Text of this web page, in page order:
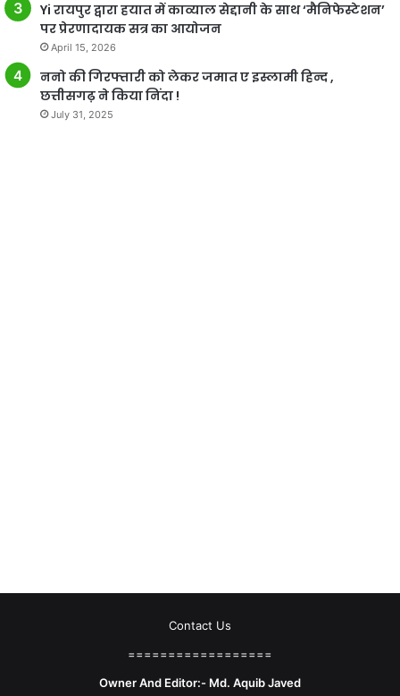
Yi रायपुर द्वारा हयात में काव्याल सेद्दानी के साथ ‘मैनिफेस्टेशन’
पर प्रेरणादायक सत्र का आयोजन
April 15, 2026
ननो की गिरफ्तारी को लेकर जमात ए इस्लामी हिन्द ,
छत्तीसगढ़ ने किया निंदा !
July 31, 2025
Contact Us
==================
Owner And Editor:- Md. Aquib Javed